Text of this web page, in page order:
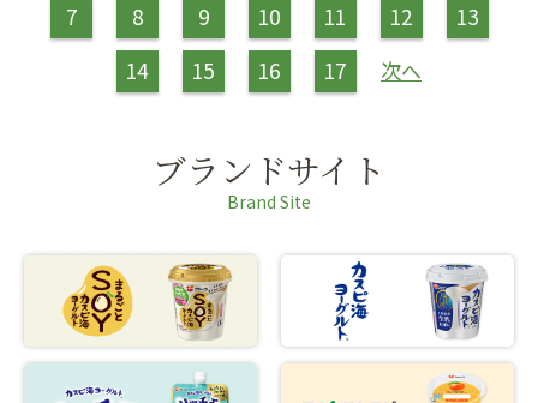
7
8 9 10 11 12
13
14
15 16 17 次へ
ブランドサイト
Brand Site